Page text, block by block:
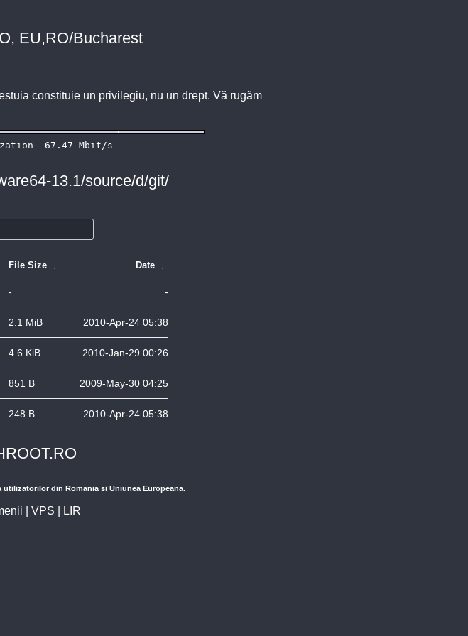
EU,RO/Bucharest
constituie un privilegiu, nu un drept. Vă rugăm
13.1/source/d/git/
File Size ↓ Date ↓
- -
2.1 MiB 2010-Apr-24 05:38
4.6 KiB 2010-Jan-29 00:26
851 B 2009-May-30 04:25
248 B 2010-Apr-24 05:38
din Romania si Uniunea Europeana.
VPS LIR